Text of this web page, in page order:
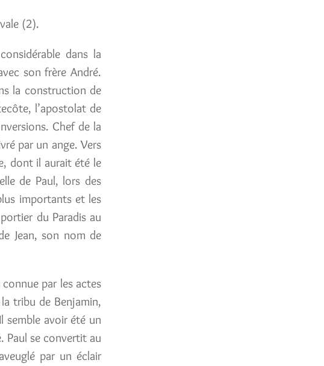
(2).
dans la
son frère André.
la construction de
l’apostolat de
Chef de la
par un ange. Vers
dont il aurait été le
de Paul, lors des
importants et les
du Paradis au
Jean, son nom de
par les actes
tribu de Benjamin,
semble avoir été un
Paul se convertit au
par un éclair